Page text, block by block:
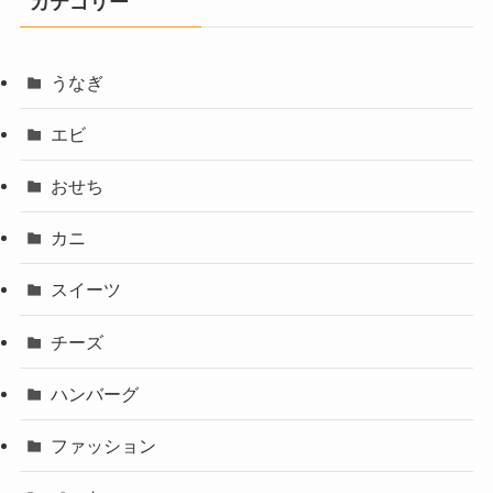
うなぎ
エビ
おせち
カニ
スイーツ
チーズ
ハンバーグ
ファッション